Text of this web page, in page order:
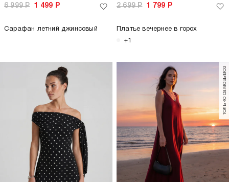
6 999Р 1 499 Р
Сарафан летний джинсовый
2 699Р 1 799 Р
Платье вечернее в горох
+1
только самовывоз